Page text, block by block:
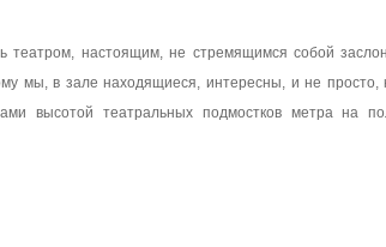
настоящим, не стремящимся собой
мы, в зале находящиеся, интересны, и не просто,
высотой театральных подмостков метра на